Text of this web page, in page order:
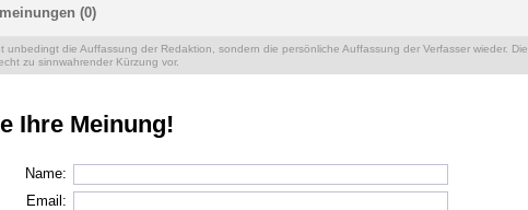
(0)
unbedingt die Auffassung der Redaktion, sondern die persönliche Auffassung der Verfasser wieder. Die
zu sinnwahrender Kürzung vor.
Ihre Meinung!
Name:
Email: